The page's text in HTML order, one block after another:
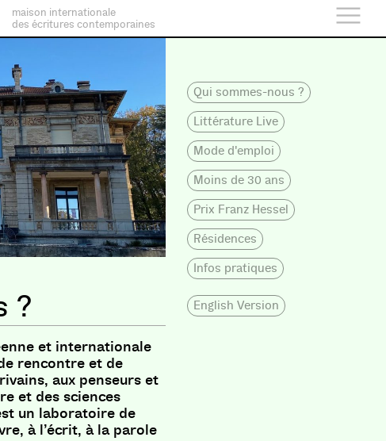
maison internationale
des écritures contemporaines
?
et internationale
rencontre et de
aux penseurs et
et des sciences
un laboratoire de
à l’écrit, à la parole
Qui sommes-nous ?
Littérature Live
Mode d'emploi
Moins de 30 ans
Prix Franz Hessel
Résidences
Infos pratiques
English Version